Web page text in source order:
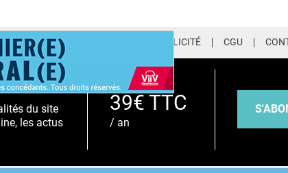
QUI SOMMES-NOUS ? PUBLICITÉ CGU
du site
les actus
39€ TTC
/ an